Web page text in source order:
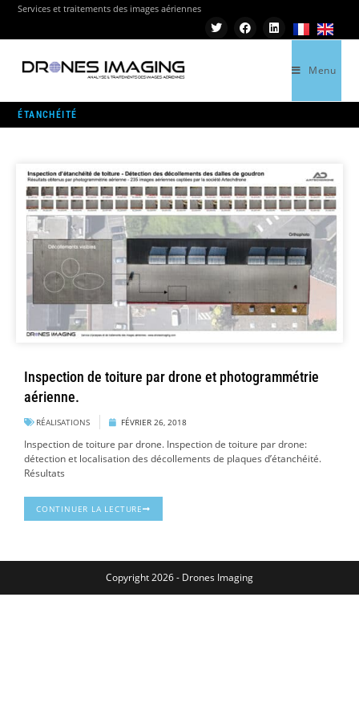
Services et traitements des images aériennes
Menu
ÉTANCHÉITÉ
ÉTANCHÉITÉ
Inspection de toiture par drone et photogrammétrie
aérienne.
RÉALISATIONS FÉVRIER 26, 2018
Inspection de toiture par drone. Inspection de toiture par drone:
détection et localisation des décollements de plaques d’étanchéité.
Résultats
CONTINUER LA LECTURE
Copyright 2026 - Drones Imaging